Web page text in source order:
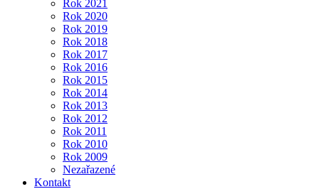
Rok 2021
Rok 2020
Rok 2019
Rok 2018
Rok 2017
Rok 2016
Rok 2015
Rok 2014
Rok 2013
Rok 2012
Rok 2011
Rok 2010
Rok 2009
Nezařazené
Kontakt